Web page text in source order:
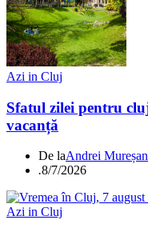
Azi in Cluj
Sfatul zilei pentru
vacanță
De laAndrei Mureșan
.8/7/2026
Azi in Cluj